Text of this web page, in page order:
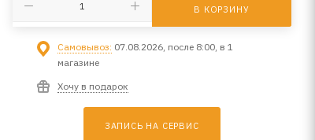
В КОРЗИНУ
Самовывоз: 07.08.2026, после 8:00, в 1
магазине
Хочу в подарок
ЗАПИСЬ НА СЕРВИС